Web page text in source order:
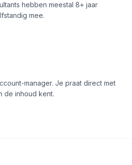
hebben meestal 8+ jaar
mee.
manager. Je praat direct met
de inhoud kent.